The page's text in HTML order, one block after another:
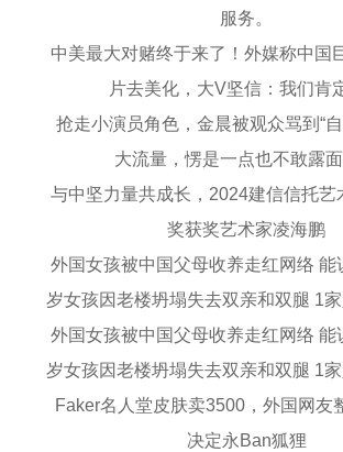
服务。
中美最大对赌终于来了！外媒称中国
片去美化，大V坚信：我们肯
抢走小演员角色，金晨被观众骂到“自
大流量，愣是一点也不敢露
与中坚力量共成长，2024建信信托艺
奖获奖艺术家凌海鹏
外国女孩被中国父母收养走红网络 能
岁女孩因老楼坍塌失去双亲和双腿 1
外国女孩被中国父母收养走红网络 能
岁女孩因老楼坍塌失去双亲和双腿 1
Faker名人堂皮肤卖3500，外国网友
决定永Ban狐狸